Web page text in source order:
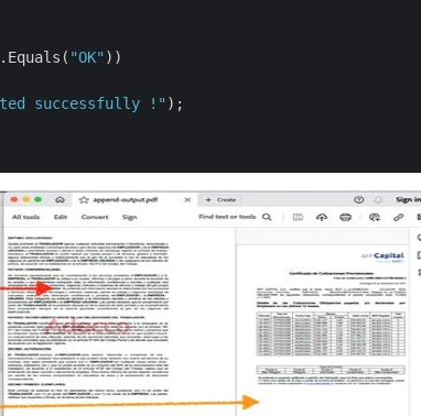
"OK" ))
successfully !" );